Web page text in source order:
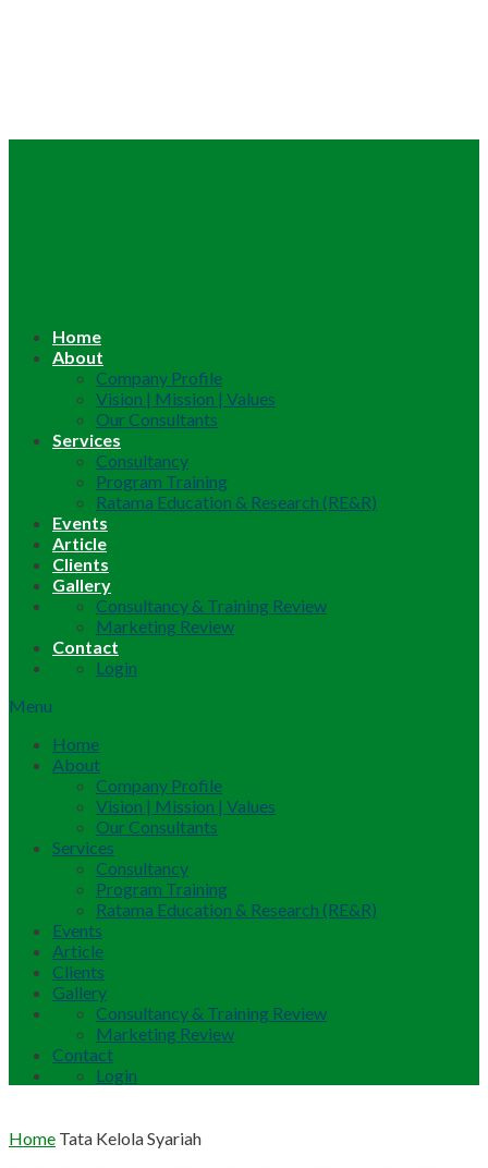
Home
About
Company Profile
Vision | Mission | Values
Our Consultants
Services
Consultancy
Program Training
Ratama Education & Research (RE&R)
Events
Article
Clients
Gallery
Consultancy & Training Review
Marketing Review
Contact
Login
Menu
Home
About
Company Profile
Vision | Mission | Values
Our Consultants
Services
Consultancy
Program Training
Ratama Education & Research (RE&R)
Events
Article
Clients
Gallery
Consultancy & Training Review
Marketing Review
Contact
Login
Home Tata Kelola Syariah